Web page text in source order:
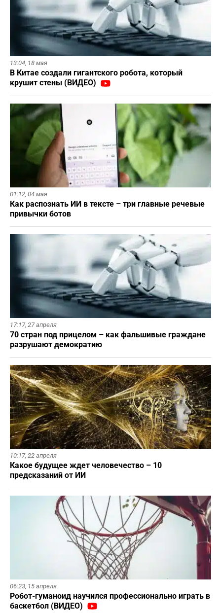
13:04, 18 мая
В Китае создали гигантского робота, который
крушит стены (ВИДЕО)
01:12, 04 мая
Как распознать ИИ в тексте – три главные речевые
привычки ботов
17:17, 27 апреля
70 стран под прицелом – как фальшивые граждане
разрушают демократию
10:17, 22 апреля
Какое будущее ждет человечество – 10
предсказаний от ИИ
06:23, 15 апреля
Робот-гуманоид научился профессионально играть в
баскетбол (ВИДЕО)